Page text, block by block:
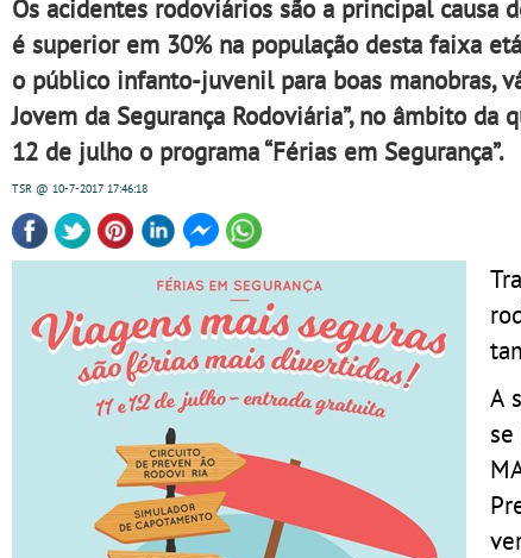
Os acidentes rodoviários são a principal
é superior em 30% na população desta faixa
o público infanto-juvenil para boas manobras,
Jovem da Segurança Rodoviária”, no âmbito
12 de julho o programa “Férias em Segurança”.
TSR @ 10-7-2017 17:46:18
A